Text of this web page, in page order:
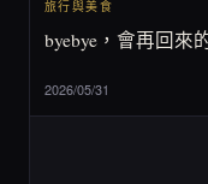
旅行與美食
byebye，會再回來
2026/05/31